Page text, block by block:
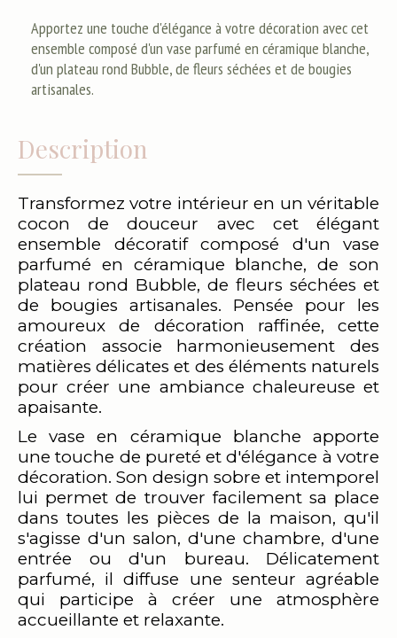
Apportez une touche d'élégance à votre décoration avec cet
ensemble composé d'un vase parfumé en céramique blanche,
d'un plateau rond Bubble, de fleurs séchées et de bougies
artisanales.
Description
Transformez votre intérieur en un véritable
cocon de douceur avec cet élégant
ensemble décoratif composé d'un vase
parfumé en céramique blanche, de son
plateau rond Bubble, de fleurs séchées et
de bougies artisanales. Pensée pour les
amoureux de décoration raffinée, cette
création associe harmonieusement des
matières délicates et des éléments naturels
pour créer une ambiance chaleureuse et
apaisante.
Le vase en céramique blanche apporte
une touche de pureté et d'élégance à votre
décoration. Son design sobre et intemporel
lui permet de trouver facilement sa place
dans toutes les pièces de la maison, qu'il
s'agisse d'un salon, d'une chambre, d'une
entrée ou d'un bureau. Délicatement
parfumé, il diffuse une senteur agréable
qui participe à créer une atmosphère
accueillante et relaxante.